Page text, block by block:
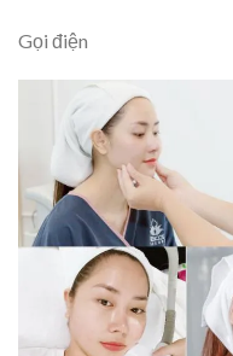
Gọi điện